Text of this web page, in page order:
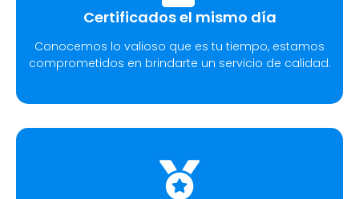
Certificados el mismo día
Conocemos lo valioso que es tu tiempo, estamos
comprometidos en brindarte un servicio de calidad.